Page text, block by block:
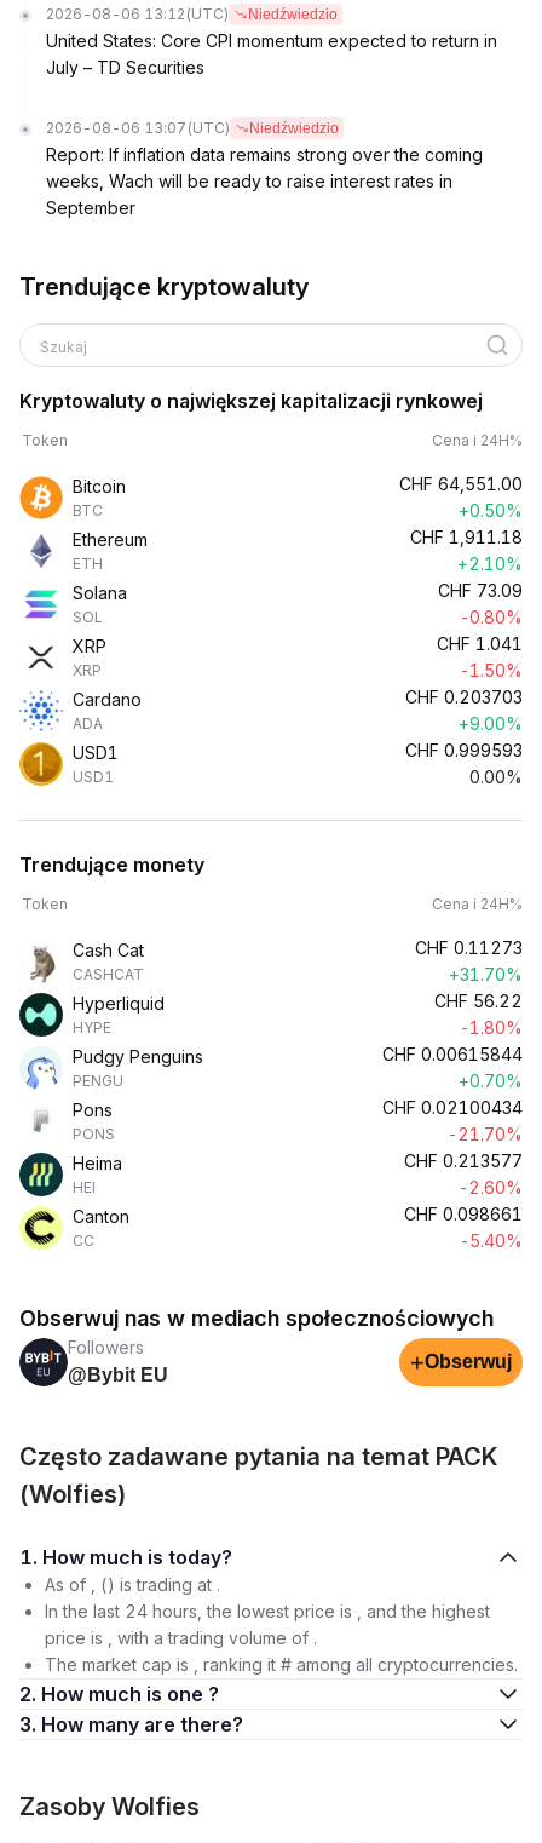
2026-08-06 13:12 (UTC) Niedźwiedzio
United States: Core CPI momentum expected to return in
July – TD Securities
2026-08-06 13:07 (UTC) Niedźwiedzio
Report: If inflation data remains strong over the coming
weeks, Wach will be ready to raise interest rates in
September
Trendujące kryptowaluty
Szukaj
Kryptowaluty o największej kapitalizacji rynkowej
Token Cena i 24H%
Bitcoin
BTC
CHF 64,551.00
+0.50%
Ethereum
ETH
CHF 1,911.18
+2.10%
Solana
SOL
CHF 73.09
-0.80%
XRP
XRP
CHF 1.041
-1.50%
Cardano
ADA
CHF 0.203703
+9.00%
USD1
USD1
CHF 0.999593
0.00%
Trendujące monety
Token Cena i 24H%
Cash Cat
CASHCAT
CHF 0.11273
+31.70%
Hyperliquid
HYPE
CHF 56.22
-1.80%
Pudgy Penguins
PENGU
CHF 0.00615844
+0.70%
Pons
PONS
CHF 0.02100434
-21.70%
Heima
HEI
CHF 0.213577
-2.60%
Canton
CC
CHF 0.098661
-5.40%
Obserwuj nas w mediach społecznościowych
Followers
@Bybit EU
+Obserwuj
Często zadawane pytania na temat PACK
(Wolfies)
1. How much is today?
As of , () is trading at .
In the last 24 hours, the lowest price is , and the highest
price is , with a trading volume of .
The market cap is , ranking it # among all cryptocurrencies.
2. How much is one ?
3. How many are there?
Zasoby Wolfies